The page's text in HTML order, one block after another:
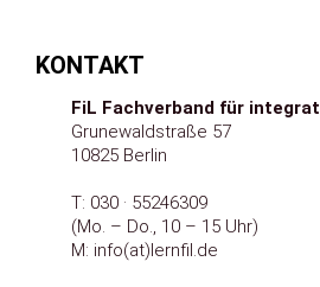
KONTAKT
FiL Fachverband für
Grunewaldstraße 57
10825 Berlin
T: 030 · 55246309
(Mo. – Do., 10 – 15 Uhr)
M: info(at)lernfil.de